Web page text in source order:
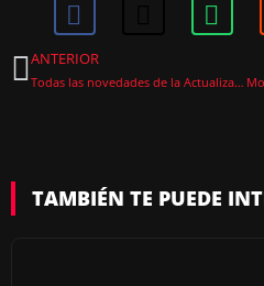
ANTERIOR
Todas las novedades de la Actualización de Subnautica 2 de julio de 2026
TAMBIÉN TE PUEDE